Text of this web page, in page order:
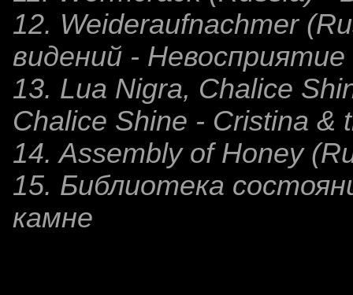
12. Weideraufnachmer
видений -
13. Lua Nigra, Chalice
Chalice Shine - Cristina &
14. Assembly of Honey
15. Библиотека
камне